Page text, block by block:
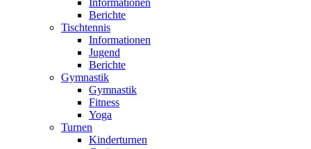
Informationen
Berichte
Tischtennis
Informationen
Jugend
Berichte
Gymnastik
Gymnastik
Fitness
Yoga
Turnen
Kinderturnen